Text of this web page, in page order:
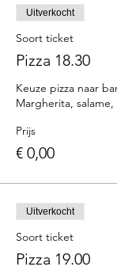
Uitverkocht
Soort ticket
Pizza 18.30
Keuze pizza naar
Margherita,
Prijs
€ 0,00
Uitverkocht
Soort ticket
Pizza 19.00